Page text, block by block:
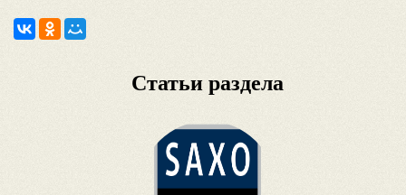
Статьи раздела